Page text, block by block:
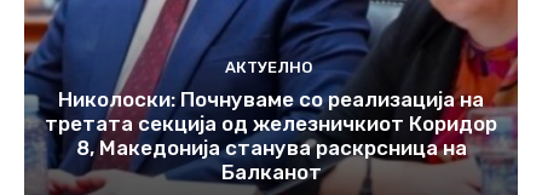
АКТУЕЛНО
Николоски: Почнуваме со реализација на
третата секција од железничкиот Коридор
8, Македонија станува раскрсница на
Балканот